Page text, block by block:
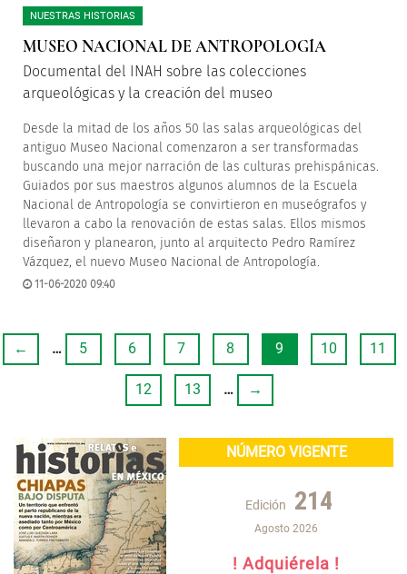
NUESTRAS HISTORIAS
MUSEO NACIONAL DE ANTROPOLOGÍA
Documental del INAH sobre las colecciones
arqueológicas y la creación del museo
Desde la mitad de los años 50 las salas arqueológicas del
antiguo Museo Nacional comenzaron a ser transformadas
buscando una mejor narración de las culturas prehispánicas.
Guiados por sus maestros algunos alumnos de la Escuela
Nacional de Antropología se convirtieron en museógrafos y
llevaron a cabo la renovación de estas salas. Ellos mismos
diseñaron y planearon, junto al arquitecto Pedro Ramírez
Vázquez, el nuevo Museo Nacional de Antropología.
11-06-2020 09:40
← … 5 6 7 8 9 10 11
12 13 … →
NÚMERO VIGENTE
Edición 214
Agosto 2026
! Adquiérela !